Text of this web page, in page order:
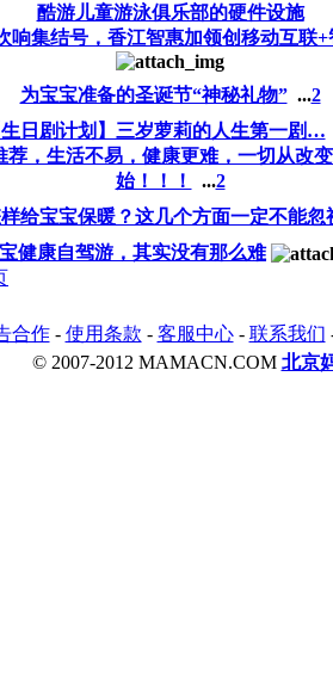
酷游儿童游泳俱乐部的硬件设施
响集结号，香江智惠加领创移动互联
为宝宝准备的圣诞节“神秘礼物” ...2
生日剧计划】三岁萝莉的人生第一剧…
荐，生活不易，健康更难，一切从改
始！！！
...2
给宝宝保暖？这几个方面一定不能忽
健康自驾游，其实没有那么难
合作- 使用条款 - 客服中心- 联系我们
© 2007-2012 MAMACN.COM 北京